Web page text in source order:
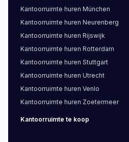
Kantoorruimte huren München
Kantoorruimte huren Neurenberg
Kantoorruimte huren Rijswijk
Kantoorruimte huren Rotterdam
Kantoorruimte huren Stuttgart
Kantoorruimte huren Utrecht
Kantoorruimte huren Venlo
Kantoorruimte huren Zoetermeer
Kantoorruimte te koop